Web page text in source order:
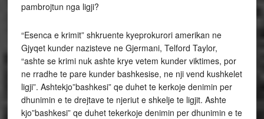
pambrojtun nga ligji?
“Esenca e krimit” shkruente kyeprokurori amerikan ne
Gjyqet kunder nazisteve ne Gjermani, Telford Taylor,
“ashte se krimi nuk ashte krye vetem kunder viktimes, por
ne rradhe te pare kunder bashkesise, ne nji vend kushkelet
ligji”. Ashtekjo”bashkesi” qe duhet te kerkoje denimin per
dhunimin e te drejtave te njeriut e shkelje te ligjit. Ashte
kjo”bashkesi” qe duhet tekerkoje denimin per dhunimin e te